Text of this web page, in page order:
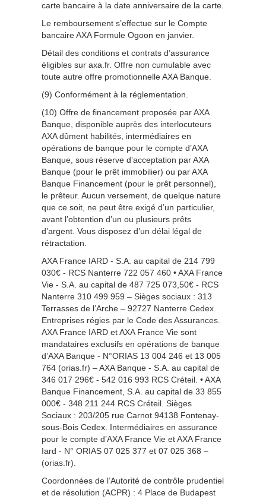
carte bancaire à la date anniversaire de la carte.
Le remboursement s’effectue sur le Compte
bancaire AXA Formule Ogoon en janvier.
Détail des conditions et contrats d’assurance
éligibles sur axa.fr. Offre non cumulable avec
toute autre offre promotionnelle AXA Banque.
(9) Conformément à la réglementation.
(10) Offre de financement proposée par AXA
Banque, disponible auprès des interlocuteurs
AXA dûment habilités, intermédiaires en
opérations de banque pour le compte d’AXA
Banque, sous réserve d’acceptation par AXA
Banque (pour le prêt immobilier) ou par AXA
Banque Financement (pour le prêt personnel),
le prêteur. Aucun versement, de quelque nature
que ce soit, ne peut être exigé d’un particulier,
avant l’obtention d’un ou plusieurs prêts
d’argent. Vous disposez d’un délai légal de
rétractation.
AXA France IARD - S.A. au capital de 214 799
030€ - RCS Nanterre 722 057 460 • AXA France
Vie - S.A. au capital de 487 725 073,50€ - RCS
Nanterre 310 499 959 – Sièges sociaux : 313
Terrasses de l’Arche – 92727 Nanterre Cedex.
Entreprises régies par le Code des Assurances.
AXA France IARD et AXA France Vie sont
mandataires exclusifs en opérations de banque
d’AXA Banque - N°ORIAS 13 004 246 et 13 005
764 (orias.fr) – AXA Banque - S.A. au capital de
346 017 296€ - 542 016 993 RCS Créteil. • AXA
Banque Financement, S.A. au capital de 33 855
000€ - 348 211 244 RCS Créteil. Sièges
Sociaux : 203/205 rue Carnot 94138 Fontenay-
sous-Bois Cedex. Intermédiaires en assurance
pour le compte d’AXA France Vie et AXA France
Iard - N° ORIAS 07 025 377 et 07 025 368 –
(orias.fr).
Coordonnées de l’Autorité de contrôle prudentiel
et de résolution (ACPR) : 4 Place de Budapest